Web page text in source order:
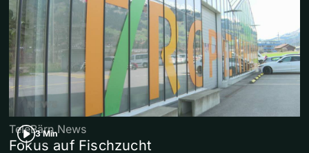
3 Min
TeleBärn News
Fokus auf Fischzucht